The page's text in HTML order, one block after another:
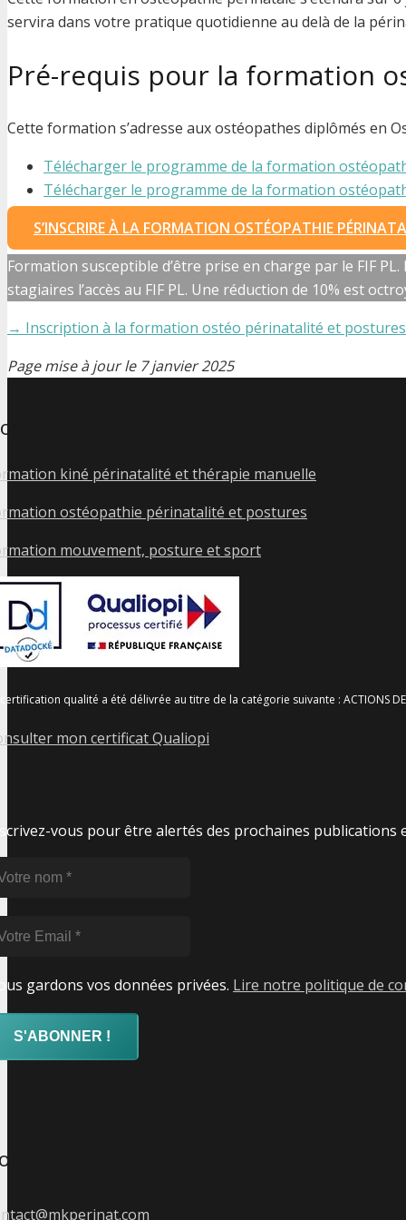
servira dans votre pratique quotidienne au delà de la
Pré-requis pour la formation
Cette formation s’adresse aux ostéopathes diplômés en
Télécharger le programme de la formation
Télécharger le programme de la formation
S’INSCRIRE À LA FORMATION OSTÉOPATHIE
Formation susceptible d’être prise en charge par le FIF
stagiaires l’accès au FIF PL. Une réduction de 10% est
→ Inscription à la formation ostéo périnatalité et postures
Page mise à jour le 7 janvier 2025
formations
kiné périnatalité et thérapie manuelle
ostéopathie périnatalité et postures
mouvement, posture et sport
qualité a été délivrée au titre de la catégorie suivante : ACTIONS DE
mon certificat Qualiopi
vous pour être alertés des prochaines
gardons vos données privées. Lire notre politique de
Institut Ducourneau